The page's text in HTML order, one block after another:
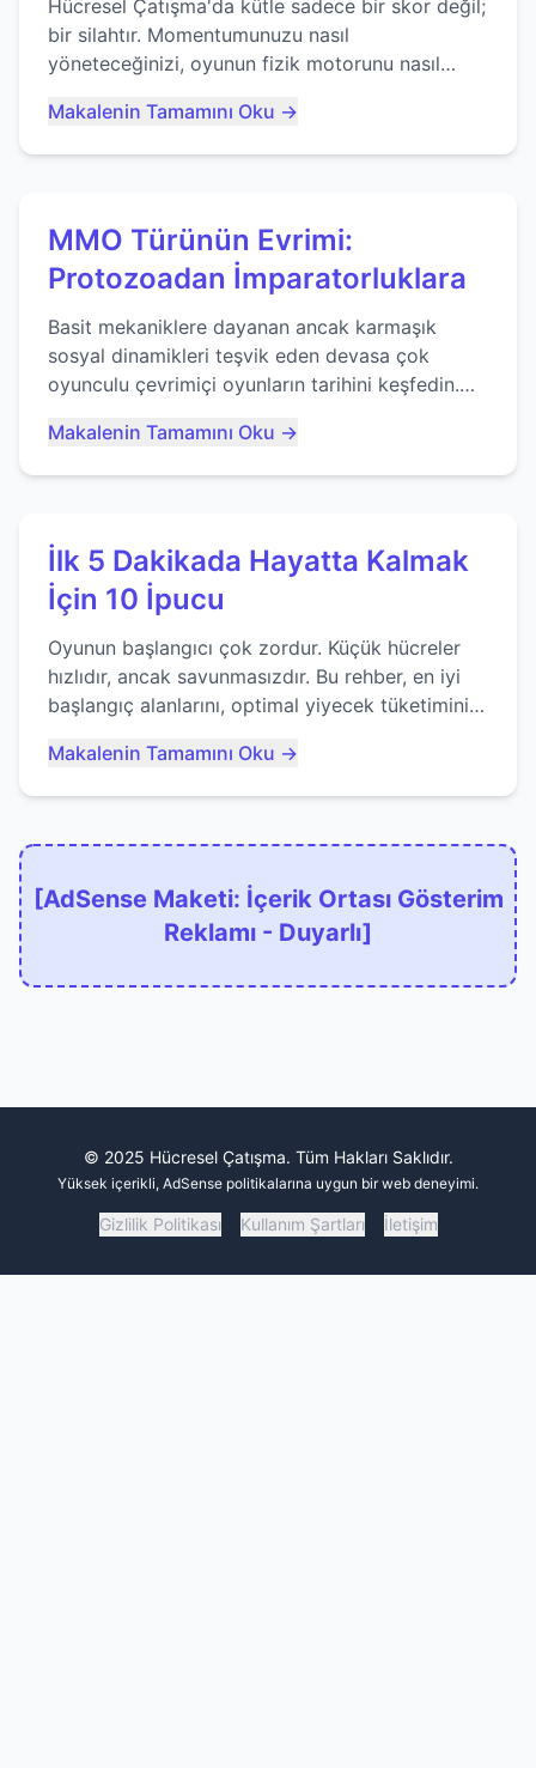
Hücresel Çatışma'da kütle sadece bir skor değil;
bir silahtır. Momentumunuzu nasıl
yöneteceğinizi, oyunun fizik motorunu nasıl
ustalaşacağınızı öğrenin...
Makalenin Tamamını Oku →
MMO Türünün Evrimi:
Protozoadan İmparatorluklara
Basit mekaniklere dayanan ancak karmaşık
sosyal dinamikleri teşvik eden devasa çok
oyunculu çevrimiçi oyunların tarihini keşfedin.
Makalenin Tamamını Oku →
İlk 5 Dakikada Hayatta Kalmak
İçin 10 İpucu
Oyunun başlangıcı çok zordur. Küçük hücreler
hızlıdır, ancak savunmasızdır. Bu rehber, en iyi
başlangıç alanlarını, optimal yiyecek tüketimini
kaçınacağınızı anlatıyor...
Makalenin Tamamını Oku →
[AdSense Maketi: İçerik Ortası Gösterim
Reklamı - Duyarlı]
© 2025 Hücresel Çatışma. Tüm Hakları Saklıdır.
Yüksek içerikli, AdSense politikalarına uygun bir web deneyimi.
Gizlilik Politikası Kullanım Şartları İletişim